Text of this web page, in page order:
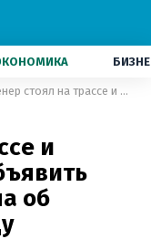
Тренер стоял на трассе и физически не мог объявить составы – Меркушина об отборе на Олимпиаду
и
об